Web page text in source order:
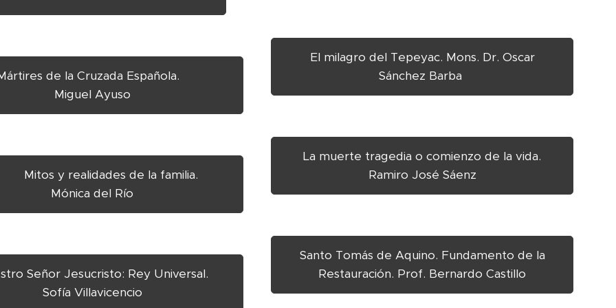
de la Cruzada Española.
Miguel Ayuso
y realidades de la familia.
Mónica del Río
Señor Jesucristo: Rey Universal.
Sofía Villavicencio
El milagro del Tepeyac. Mons. Dr. Oscar
Sánchez Barba
La muerte tragedia o comienzo de la vida.
Ramiro José Sáenz
Santo Tomás de Aquino. Fundamento de la
Restauración. Prof. Bernardo Castillo